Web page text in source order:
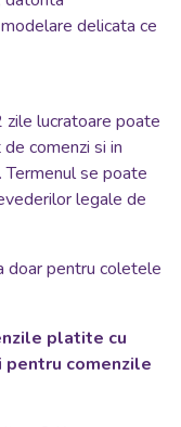
delicata ce
lucratoare poate
comenzi si in
se poate
legale de
doar pentru coletele
platite cu
pentru comenzile